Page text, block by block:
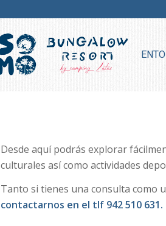
Desde aquí podrás explorar
culturales así como actividades
Tanto si tienes una consulta como
contactarnos en el tlf 942 510 631.